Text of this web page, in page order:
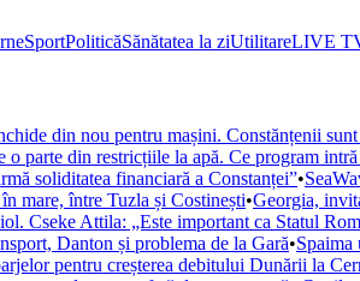
SportPoliticăSănătatea la ziUtilitareLIVE
din nou pentru mașini. Constănțenii
o parte din restricțiile la apă. Ce program
soliditatea financiară a Constanței”•
mare, între Tuzla și Costinești•Georgia,
Cseke Attila: „Este important ca Statul
Danton și problema de la Gară•Spaima
pentru creșterea debitului Dunării la